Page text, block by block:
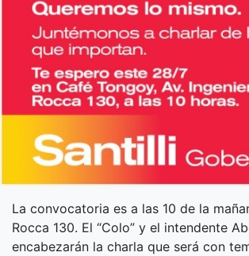
La convocatoria es a las 10 de la
Rocca 130. El “Colo” y el intendente
encabezarán la charla que será con